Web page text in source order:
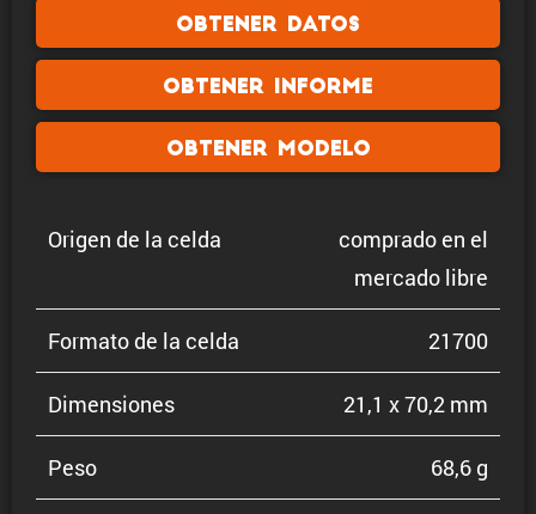
Obtener datos
Obtener informe
Obtener modelo
Origen de la celda
comprado en el
mercado libre
Formato de la celda 21700
Dimen­siones 21,1 x 70,2 mm
Peso 68,6 g